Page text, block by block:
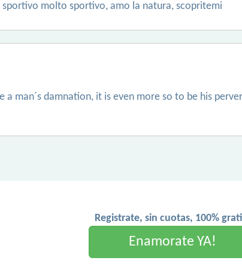
sportivo molto sportivo, amo la natura, scopritemi
a man´s damnation, it is even more so to be his
Registrate, sin cuotas, 100%
Enamorate YA!